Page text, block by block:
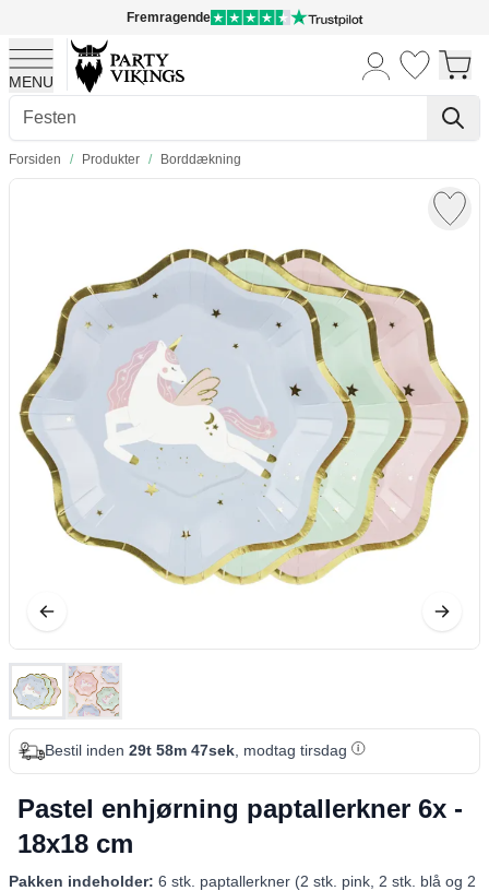
Fremragende
MENU
Skip to Content
Forsiden / Produkter / Borddækning
Bestil inden 29t 58m 47sek, modtag tirsdag
Pastel enhjørning paptallerkner 6x -
18x18 cm
Pakken indeholder: 6 stk. paptallerkner (2 stk. pink, 2 stk. blå og 2